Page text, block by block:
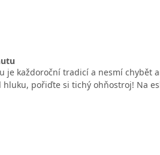
je každoroční tradicí a nesmí chybět
pořiďte si tichý ohňostroj! Na